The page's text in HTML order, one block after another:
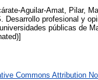
Aguilar-Amat, Pilar,
Desarrollo profesional y
públicas de
Commons Attribution